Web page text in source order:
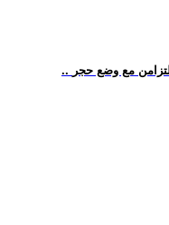
مع وضع حجر